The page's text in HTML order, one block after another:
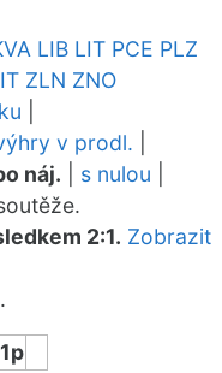
LIB LIT PCE PLZ
ZLN ZNO
v prodl.
náj. s nulou
2:1. Zobrazit